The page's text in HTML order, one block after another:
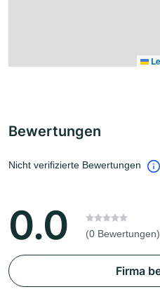
Bewertungen
Nicht verifizierte Bewertungen
0.0 (0 Bewertungen)
Firma